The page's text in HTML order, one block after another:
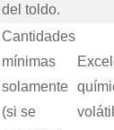
del toldo.
Cantidades
mínimas
solamente
(si se